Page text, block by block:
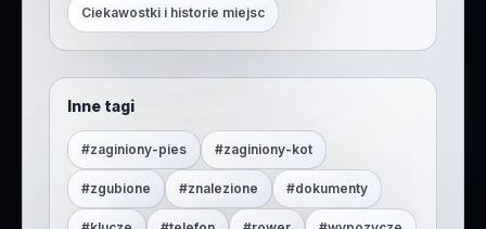
Ciekawostki i historie miejsc
Inne tagi
#zaginiony-pies #zaginiony-kot
#zgubione #znalezione #dokumenty